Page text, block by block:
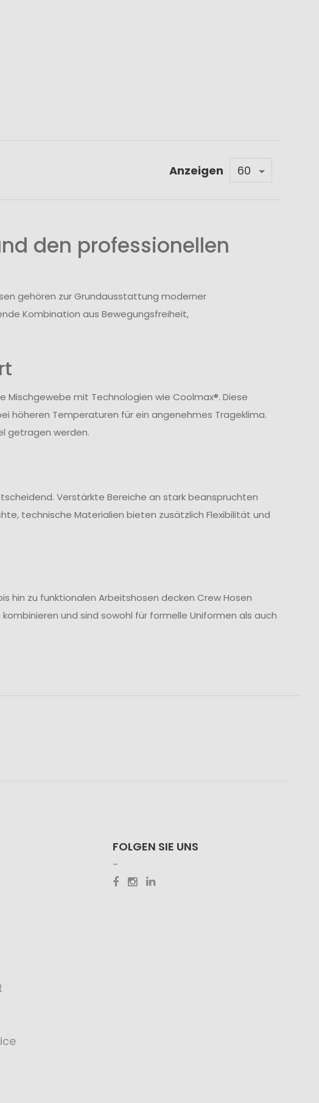
Anzeigen
den professionellen
gehören zur Grundausstattung moderner
Kombination aus Bewegungsfreiheit,
Mischgewebe mit Technologien wie Coolmax®. Diese
höheren Temperaturen für ein angenehmes Trageklima.
getragen werden.
Verstärkte Bereiche an stark beanspruchten
technische Materialien bieten zusätzlich Flexibilität und
hin zu funktionalen Arbeitshosen decken Crew Hosen
und sind sowohl für formelle Uniformen als auch
FOLGEN SIE UNS